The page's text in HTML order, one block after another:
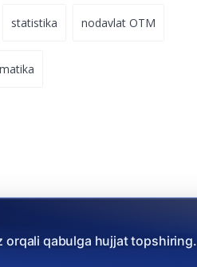
statistika nodavlat OTM
qabulga hujjat topshiring.